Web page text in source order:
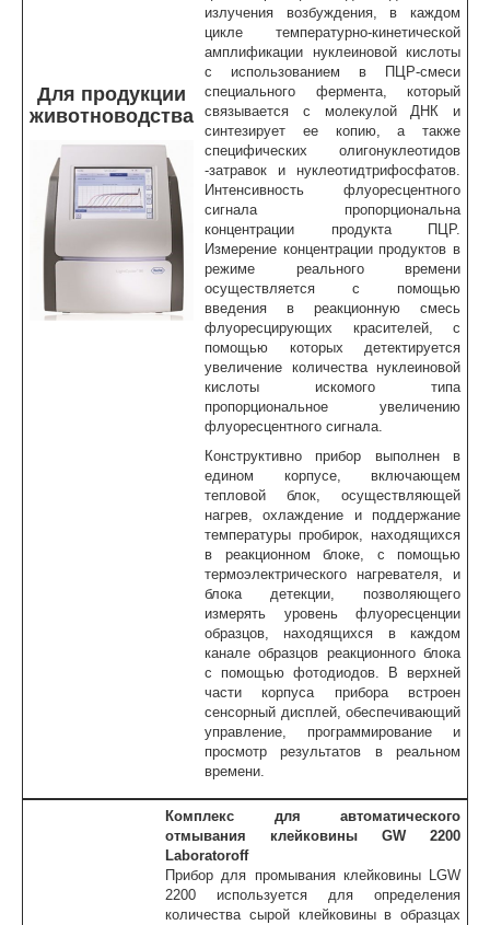
Для продукции
животноводства
излучения возбуждения, в каждом
цикле температурно-кинетической
амплификации нуклеиновой кислоты
с использованием в ПЦР-смеси
специального фермента, который
связывается с молекулой ДНК и
синтезирует ее копию, а также
специфических олигонуклеотидов
-затравок и нуклеотидтрифосфатов.
Интенсивность флуоресцентного
сигнала пропорциональна
концентрации продукта ПЦР.
Измерение концентрации продуктов в
режиме реального времени
осуществляется с помощью
введения в реакционную смесь
флуоресцирующих красителей, с
помощью которых детектируется
увеличение количества нуклеиновой
кислоты искомого типа
пропорциональное увеличению
флуоресцентного сигнала.
Конструктивно прибор выполнен в
едином корпусе, включающем
тепловой блок, осуществляющей
нагрев, охлаждение и поддержание
температуры пробирок, находящихся
в реакционном блоке, с помощью
термоэлектрического нагревателя, и
блока детекции, позволяющего
измерять уровень флуоресценции
образцов, находящихся в каждом
канале образцов реакционного блока
с помощью фотодиодов. В верхней
части корпуса прибора встроен
сенсорный дисплей, обеспечивающий
управление, программирование и
просмотр результатов в реальном
времени.
Комплекс для автоматического
отмывания клейковины GW 2200
Laboratoroff
Прибор для промывания клейковины LGW
2200 используется для определения
количества сырой клейковины в образцах